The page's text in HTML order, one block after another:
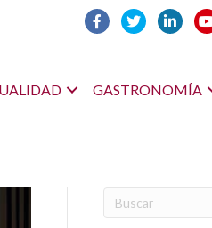
GASTRONOMÍA